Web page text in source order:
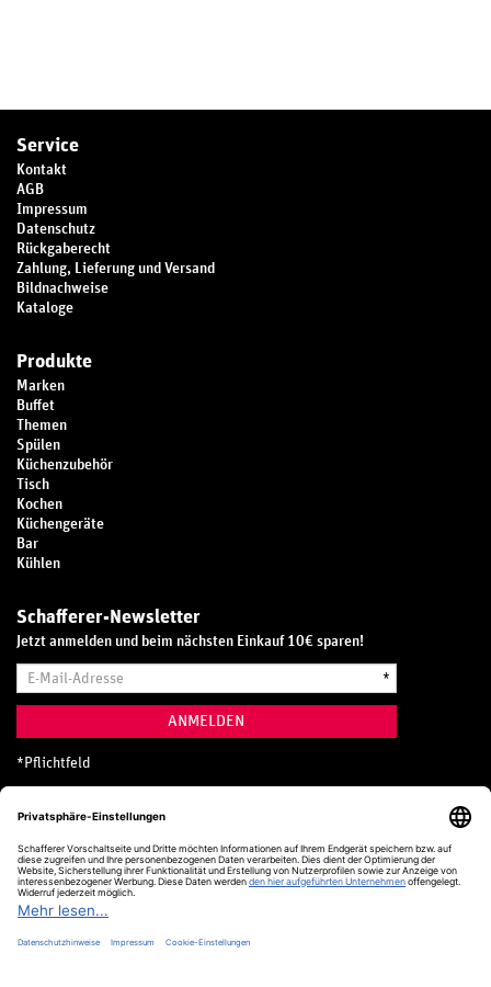
Service
Kontakt
AGB
Impressum
Datenschutz
Rückgaberecht
Zahlung, Lieferung und Versand
Bildnachweise
Kataloge
Produkte
Marken
Buffet
Themen
Spülen
Küchenzubehör
Tisch
Kochen
Küchengeräte
Bar
Kühlen
Schafferer-Newsletter
Jetzt anmelden und beim nächsten Einkauf 10€ sparen!
Mail-
*
ANMELDEN
* Pflichtfeld
Hotline
0800 20 70 300 (D)
Kostenlos aus dem deutschen Festnetz
24 Stunden / 365 Tage im Jahr